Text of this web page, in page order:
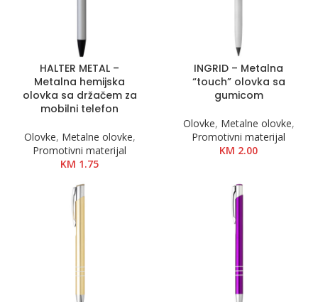
HALTER METAL –
Metalna hemijska
olovka sa držačem za
mobilni telefon
Olovke, Metalne olovke,
Promotivni materijal
KM 1.75
INGRID – Metalna
“touch” olovka sa
gumicom
Olovke, Metalne olovke,
Promotivni materijal
KM 2.00